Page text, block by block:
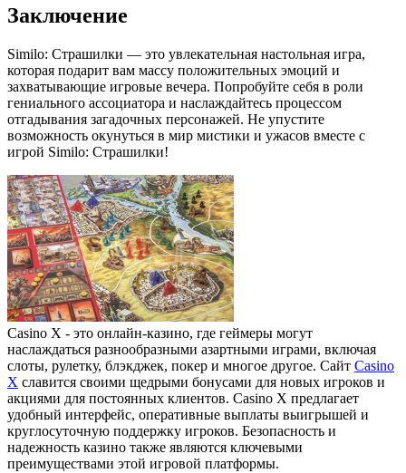
Заключение
Similo: Страшилки — это увлекательная настольная игра,
которая подарит вам массу положительных эмоций и
захватывающие игровые вечера. Попробуйте себя в роли
гениального ассоциатора и наслаждайтесь процессом
отгадывания загадочных персонажей. Не упустите
возможность окунуться в мир мистики и ужасов вместе с
игрой Similo: Страшилки!
Casino X - это онлайн-казино, где геймеры могут
наслаждаться разнообразными азартными играми, включая
слоты, рулетку, блэкджек, покер и многое другое. Сайт Casino
X славится своими щедрыми бонусами для новых игроков и
акциями для постоянных клиентов. Casino X предлагает
удобный интерфейс, оперативные выплаты выигрышей и
круглосуточную поддержку игроков. Безопасность и
надежность казино также являются ключевыми
преимуществами этой игровой платформы.